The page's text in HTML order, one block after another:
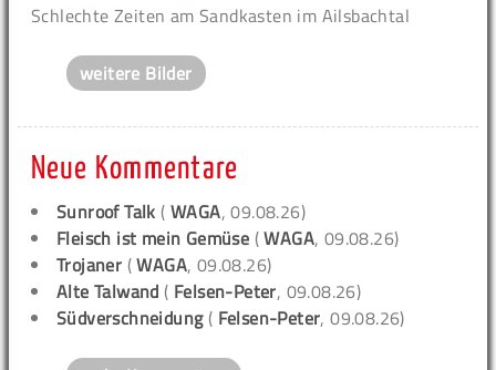
Schlechte Zeiten am Sandkasten im Ailsbachtal
weitere Bilder
Neue Kommentare
Sunroof Talk (WAGA, 09.08.26)
Fleisch ist mein Gemüse (WAGA, 09.08.26)
Trojaner (WAGA, 09.08.26)
Alte Talwand ( Felsen-Peter, 09.08.26)
Südverschneidung( Felsen-Peter, 09.08.26)